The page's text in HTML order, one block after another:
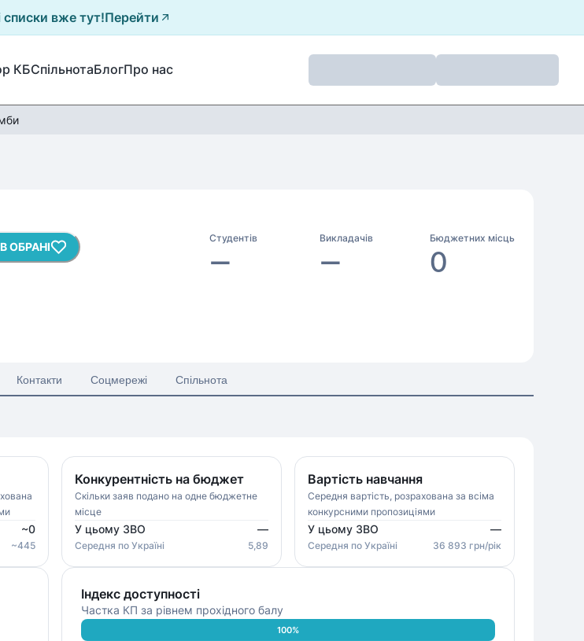
списки вже тут!Перейти
КБСпільнотаБлогПро нас
Студентів
—
Викладачів
—
Бюджетних місць
0
ОБРАНІ
Контакти Соцмережі Спільнота
~0
~445
Конкурентність на бюджет
Скільки заяв подано на одне бюджетне
місце
У цьому ЗВО —
Середня по Україні 5,89
Вартість навчання
Середня вартість, розрахована за всіма
конкурсними пропозиціями
У цьому ЗВО —
Середня по Україні 36 893 грн/рік
Індекс доступності
Частка КП за рівнем прохідного балу
100%